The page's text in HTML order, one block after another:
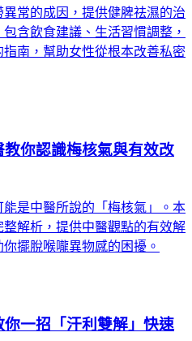
常的成因，提供健脾祛濕的治
含飲食建議、生活習慣調整，
南，幫助女性從根本改善私密
你認識梅核氣與有效改
是中醫所說的「梅核氣」。本
解析，提供中醫觀點的有效解
擺脫喉嚨異物感的困擾。
一招「汗利雙解」快速